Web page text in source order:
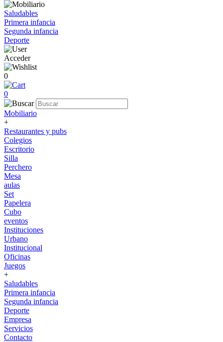
Saludables
Primera infancia
Segunda infancia
Deporte
Acceder
0
0
Mobiliario
+
Restaurantes y pubs
Colegios
Escritorio
Silla
Perchero
Mesa
aulas
Set
Papelera
Cubo
eventos
Instituciones
Urbano
Institucional
Oficinas
Juegos
+
Saludables
Primera infancia
Segunda infancia
Deporte
Empresa
Servicios
Contacto